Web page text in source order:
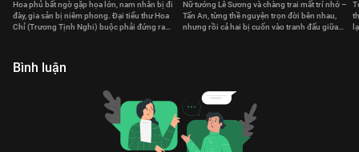
Hoa phủ bất ngờ gặp họa lớn, nam nhân bị đi
đày, gia sản bị niêm phong. Đại tiểu thư Hoa
Chỉ (Trương Tịnh Nghi) buộc phải đứng ra
Nữ tướng Lê Sương và chàng trai mất trí nhớ –
Tấn An, từng thề nguyện trọn đời bên nhau,
nhưng rồi cả hai bị cuốn vào tranh đấu giữa
Bình luận